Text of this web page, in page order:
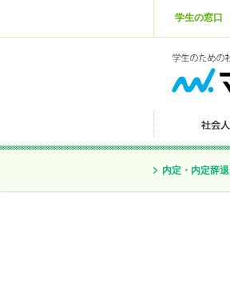
学生の窓口
内定・内定辞退